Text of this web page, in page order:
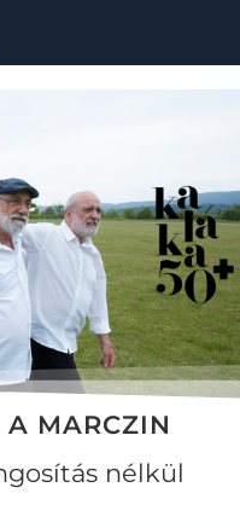
MARCZIN
nélkül